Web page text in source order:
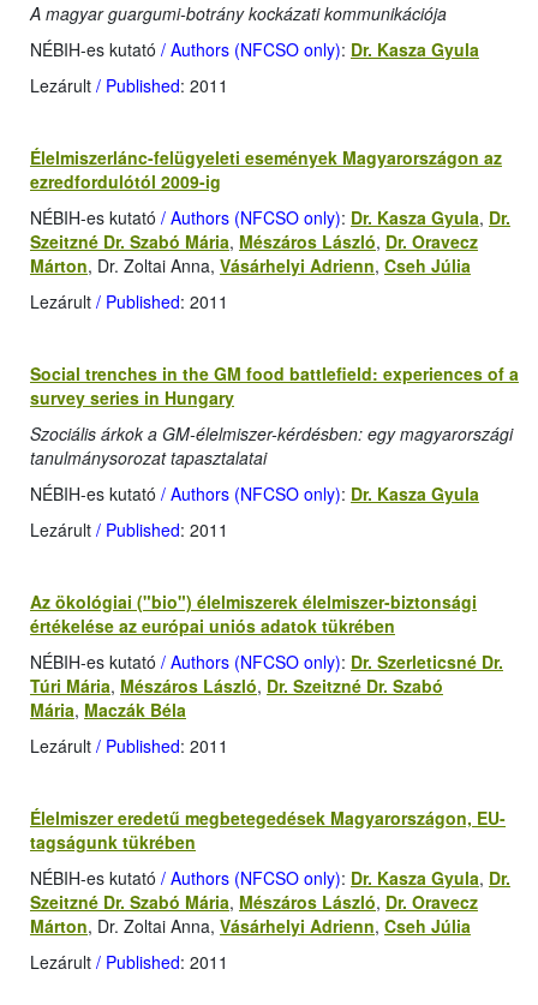
A magyar guargumi-botrány kockázati kommunikációja
NÉBIH-es kutató / Authors (NFCSO only): Dr. Kasza Gyula
Lezárult / Published: 2011
Élelmiszerlánc-felügyeleti események Magyarországon az
ezredfordulótól 2009-ig
NÉBIH-es kutató / Authors (NFCSO only): Dr. Kasza Gyula, Dr.
Szeitzné Dr. Szabó Mária, Mészáros László, Dr. Oravecz
Márton, Dr. Zoltai Anna, Vásárhelyi Adrienn, Cseh Júlia
Lezárult / Published: 2011
Social trenches in the GM food battlefield: experiences of a
survey series in Hungary
Szociális árkok a GM-élelmiszer-kérdésben: egy magyarországi
tanulmánysorozat tapasztalatai
NÉBIH-es kutató / Authors (NFCSO only): Dr. Kasza Gyula
Lezárult / Published: 2011
Az ökológiai ("bio") élelmiszerek élelmiszer-biztonsági
értékelése az európai uniós adatok tükrében
NÉBIH-es kutató / Authors (NFCSO only): Dr. Szerleticsné Dr.
Túri Mária, Mészáros László, Dr. Szeitzné Dr. Szabó
Mária, Maczák Béla
Lezárult / Published: 2011
Élelmiszer eredetű megbetegedések Magyarországon, EU-
tagságunk tükrében
NÉBIH-es kutató / Authors (NFCSO only): Dr. Kasza Gyula, Dr.
Szeitzné Dr. Szabó Mária, Mészáros László, Dr. Oravecz
Márton, Dr. Zoltai Anna, Vásárhelyi Adrienn, Cseh Júlia
Lezárult / Published: 2011